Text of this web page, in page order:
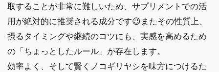
取することが非常に難しいため、サプリメントでの活
用が絶対的に推奨される成分です😉またその性質上、
摂るタイミングや継続のコツにも、実感を高めるため
の「ちょっとしたルール」が存在します。
効率よく、そして賢くノコギリヤシを味方につけるた